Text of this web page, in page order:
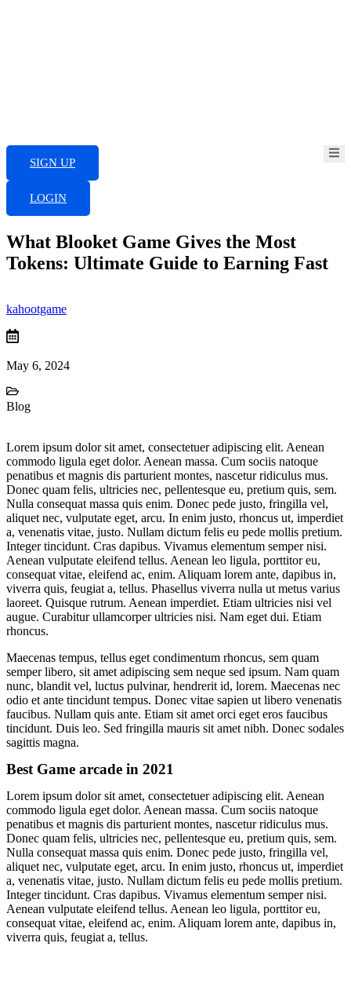
SIGN UP
LOGIN
What Blooket Game Gives the Most
Tokens: Ultimate Guide to Earning Fast
kahootgame
May 6, 2024
Blog
Lorem ipsum dolor sit amet, consectetuer adipiscing elit. Aenean
commodo ligula eget dolor. Aenean massa. Cum sociis natoque
penatibus et magnis dis parturient montes, nascetur ridiculus mus.
Donec quam felis, ultricies nec, pellentesque eu, pretium quis, sem.
Nulla consequat massa quis enim. Donec pede justo, fringilla vel,
aliquet nec, vulputate eget, arcu. In enim justo, rhoncus ut, imperdiet
a, venenatis vitae, justo. Nullam dictum felis eu pede mollis pretium.
Integer tincidunt. Cras dapibus. Vivamus elementum semper nisi.
Aenean vulputate eleifend tellus. Aenean leo ligula, porttitor eu,
consequat vitae, eleifend ac, enim. Aliquam lorem ante, dapibus in,
viverra quis, feugiat a, tellus. Phasellus viverra nulla ut metus varius
laoreet. Quisque rutrum. Aenean imperdiet. Etiam ultricies nisi vel
augue. Curabitur ullamcorper ultricies nisi. Nam eget dui. Etiam
rhoncus.
Maecenas tempus, tellus eget condimentum rhoncus, sem quam
semper libero, sit amet adipiscing sem neque sed ipsum. Nam quam
nunc, blandit vel, luctus pulvinar, hendrerit id, lorem. Maecenas nec
odio et ante tincidunt tempus. Donec vitae sapien ut libero venenatis
faucibus. Nullam quis ante. Etiam sit amet orci eget eros faucibus
tincidunt. Duis leo. Sed fringilla mauris sit amet nibh. Donec sodales
sagittis magna.
Best Game arcade in 2021
Lorem ipsum dolor sit amet, consectetuer adipiscing elit. Aenean
commodo ligula eget dolor. Aenean massa. Cum sociis natoque
penatibus et magnis dis parturient montes, nascetur ridiculus mus.
Donec quam felis, ultricies nec, pellentesque eu, pretium quis, sem.
Nulla consequat massa quis enim. Donec pede justo, fringilla vel,
aliquet nec, vulputate eget, arcu. In enim justo, rhoncus ut, imperdiet
a, venenatis vitae, justo. Nullam dictum felis eu pede mollis pretium.
Integer tincidunt. Cras dapibus. Vivamus elementum semper nisi.
Aenean vulputate eleifend tellus. Aenean leo ligula, porttitor eu,
consequat vitae, eleifend ac, enim. Aliquam lorem ante, dapibus in,
viverra quis, feugiat a, tellus.